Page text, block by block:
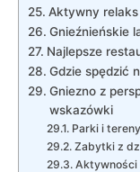
Aktywny
Gnieźnieńskie
Najlepsze‌
Gdzie spędzić
Gniezno z
wskazówki
Parki i
Zabytki z
Aktywności